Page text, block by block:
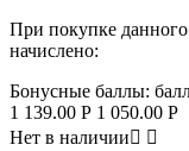
При покупке
начислено:
Бонусные баллы:
1 139.00 Р 1 050.00 Р
Нет в наличии 